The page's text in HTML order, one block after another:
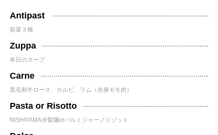
Antipast
前菜３種
Zuppa
本日のスープ
Carne
黒毛和牛ロース、カルビ、ラム（赤身モモ肉）
Pasta or Risotto
NISHIYAMA冷製麺orパルミジャーノリゾット